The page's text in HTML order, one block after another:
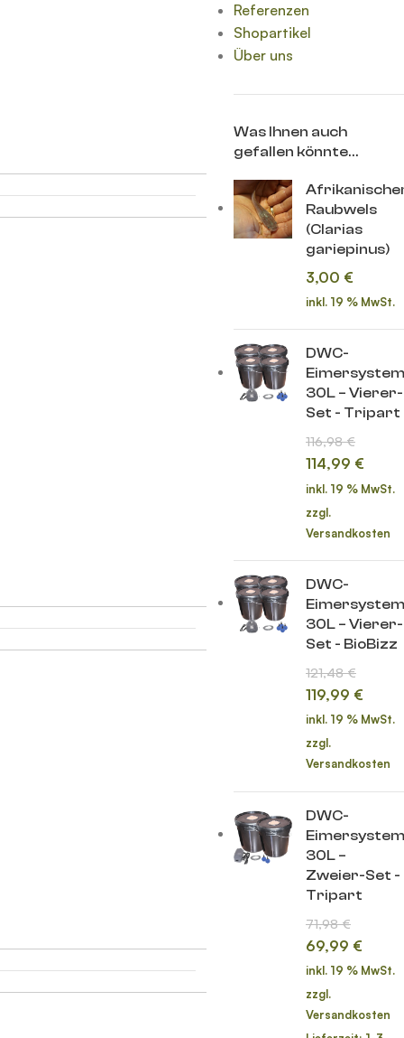
Referenzen
Shopartikel
Über uns
Was Ihnen auch
gefallen könnte…
Raubwels
(Clarias
gariepinus)
3,00 €
inkl. 19 % MwSt.
DWC-
Eimersystem
30L – Vierer-
Set - Tripart
116,98€
114,99 €
inkl. 19 % MwSt.
zzgl.
Versandkosten
DWC-
Eimersystem
30L – Vierer-
Set - BioBizz
121,48€
119,99 €
inkl. 19 % MwSt.
zzgl.
Versandkosten
DWC-
Eimersystem
30L –
Zweier-Set -
Tripart
71,98€
69,99 €
inkl. 19 % MwSt.
zzgl.
Versandkosten